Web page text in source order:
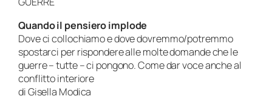
Quando il pensiero implode
Dove ci collochiamo e dove dovremmo/potremmo
spostarci per rispondere alle molte domande che le
guerre – tutte – ci pongono. Come dar voce anche al
conflitto interiore
di Gisella Modica